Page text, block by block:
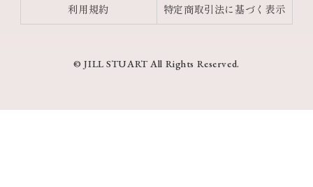
利用規約 特定商取引法に基づく表示
© JILL STUART All Rights Reserved.